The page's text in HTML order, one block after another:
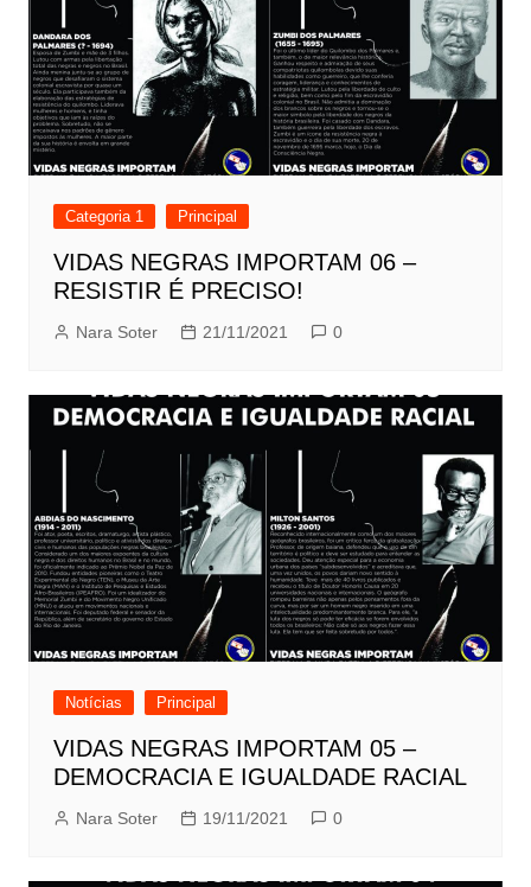
Categoria 1 Principal
VIDAS NEGRAS IMPORTAM 06 –
RESISTIR É PRECISO!
Nara Soter 21/11/2021 0
Notícias Principal
VIDAS NEGRAS IMPORTAM 05 –
DEMOCRACIA E IGUALDADE RACIAL
Nara Soter 19/11/2021 0